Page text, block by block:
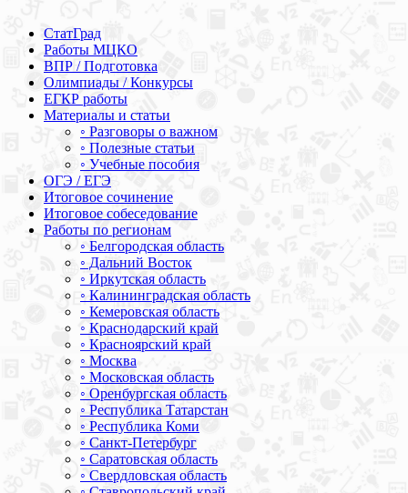
СтатГрад
Работы МЦКО
ВПР / Подготовка
Олимпиады / Конкурсы
ЕГКР работы
Материалы и статьи
◦ Разговоры о важном
◦ Полезные статьи
◦ Учебные пособия
ОГЭ / ЕГЭ
Итоговое сочинение
Итоговое собеседование
Работы по регионам
◦ Белгородская область
◦ Дальний Восток
◦ Иркутская область
◦ Калининградская область
◦ Кемеровская область
◦ Краснодарский край
◦ Красноярский край
◦ Москва
◦ Московская область
◦ Оренбургская область
◦ Республика Татарстан
◦ Республика Коми
◦ Санкт-Петербург
◦ Саратовская область
◦ Свердловская область